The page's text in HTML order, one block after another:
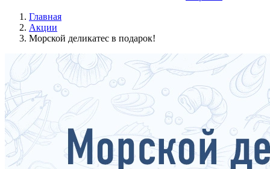
Главная
Акции
Морской деликатес в подарок!